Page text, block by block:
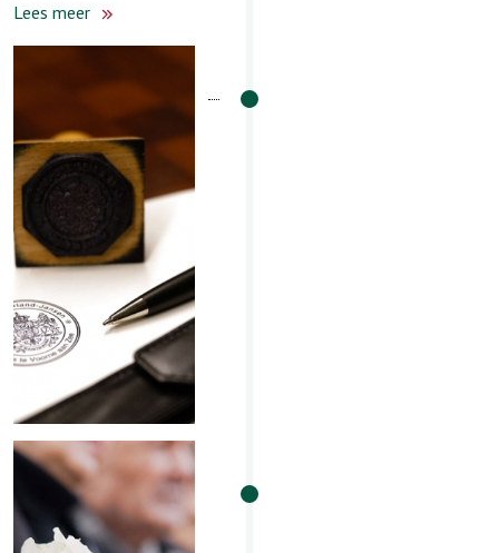
Lees meer
Testament en
levenstestamen
t